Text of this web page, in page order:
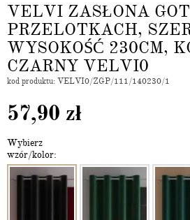
VELVI ZASŁONA
PRZELOTKACH,
WYSOKOŚĆ 230CM,
CZARNY VELVI0
kod produktu: VELVI0/ZGP/111/140230/1
57,90 zł
Wybierz
wzór/kolor: